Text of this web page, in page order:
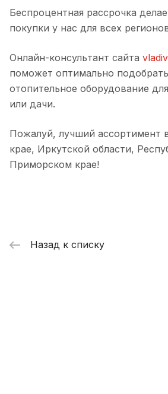
Беспроцентная рассрочка
покупки у нас для всех
Онлайн-консультант сайта
поможет оптимально
отопительное оборудование
или дачи.
Пожалуй, лучший ассортимент
крае, Иркутской области,
Приморском крае!
Назад к списку